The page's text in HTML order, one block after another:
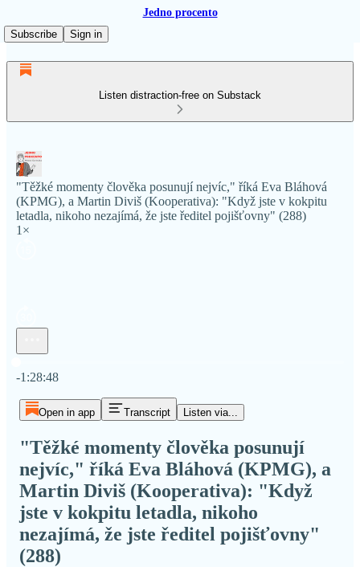
Jedno procento
Subscribe
Sign in
Listen distraction-free on Substack
"Těžké momenty člověka posunují nejvíc," říká Eva Bláhová
(KPMG), a Martin Diviš (Kooperativa): "Když jste v kokpitu
letadla, nikoho nezajímá, že jste ředitel pojišťovny" (288)
1×
-1:28:48
Open in app Transcript Listen via...
"Těžké momenty člověka posunují
nejvíc," říká Eva Bláhová (KPMG), a
Martin Diviš (Kooperativa): "Když
jste v kokpitu letadla, nikoho
nezajímá, že jste ředitel pojišťovny"
(288)